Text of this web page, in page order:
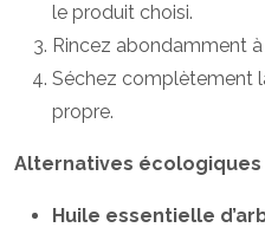
le produit choisi.
Rincez abondamment à
Séchez complètement
propre.
Alternatives écologiques
Huile essentielle